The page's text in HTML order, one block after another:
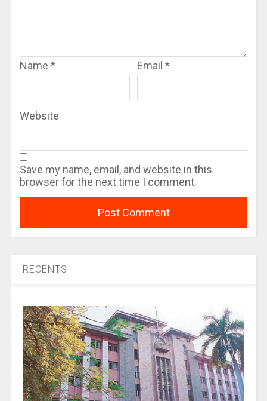
Name * Email *
Website
Save my name, email, and website in this
browser for the next time I comment.
RECENTS